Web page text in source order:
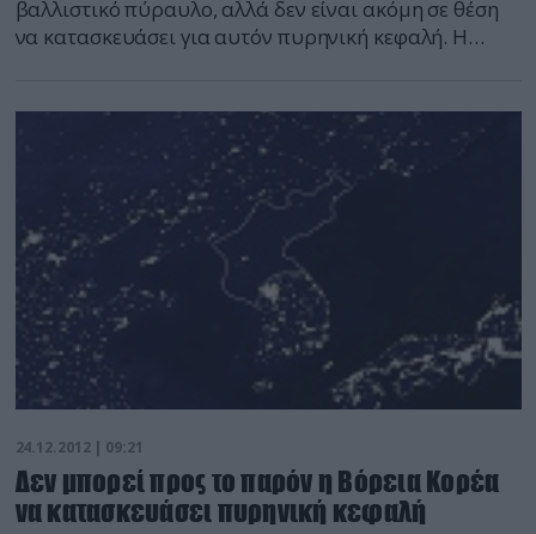
βαλλιστικό πύραυλο, αλλά δεν είναι ακόμη σε θέση
να κατασκευάσει για αυτόν πυρηνική κεφαλή. Η
οποίο χρηματοδοτείται από την κυβέρνηση της
Νότιας Κορέας. Αυτό τον μήνα, η Πιονγιάνγκ
εκτόξευσε τον πύραυλο, ικανό να καλύψει την
απόσταση […]
24.12.2012 | 09:21
Δεν μπορεί προς το παρόν η Βόρεια Κορέα
να κατασκευάσει πυρηνική κεφαλή